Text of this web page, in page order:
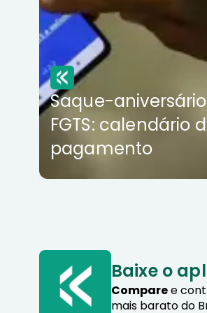
Saque-aniversário
FGTS: calendário
pagamento
Baixe o
Comparee
mais barato do